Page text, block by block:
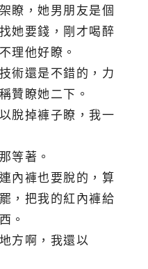
瞭，她男朋友是個
她要錢，剛才喝醉
理他好瞭。
術還是不錯的，力
贊瞭她二下。
脫掉褲子瞭，我一
等著。
內褲也要脫的，算
，把我的紅內褲給
。
方啊，我還以